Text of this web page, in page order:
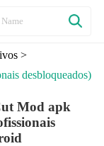
>
desbloqueados)
Mod apk